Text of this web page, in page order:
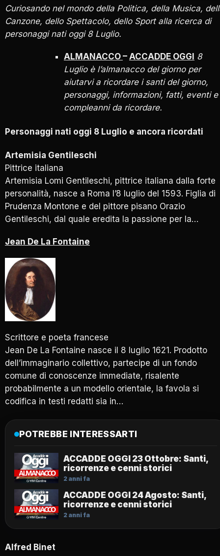
Curiosando nel mondo della Politica, della Musica,
Canzone, dello Spettacolo, dello Sport alla ricerca di
personaggi nati oggi 8 Luglio.
ALMANACCO – ACCADDE OGGI 8
Luglio è l’almanacco del giorno per
aiutarvi a ricordare i santi del giorno,
personaggi, informazioni, fatti, eventi e
compleanni da ricordare.
Personaggi nati oggi 8 Luglio e ancora ricordati
Artemisia Gentileschi
Pittrice italiana
Artemisia Lomi Gentileschi, pittrice italiana dalla forte
personalità, nasce a Roma l’8 luglio del 1593. Figlia di
Prudenza Montone e del pittore pisano Orazio
Gentileschi, dal quale eredita la passione per la…
Jean De La Fontaine
Scrittore e poeta francese
Jean De La Fontaine nasce il 8 luglio 1621. Prodotto
dell’immaginario collettivo, partecipe di un fondo
comune di conoscenze immediate, risalente
probabilmente a un modello orientale, la favola si
codifica in testi redatti sia in…
POTREBBE INTERESSARTI
ACCADDE OGGI 23 Ottobre: Santi,
ricorrenze e cenni storici
2 anni fa
ACCADDE OGGI 24 Agosto: Santi,
ricorrenze e cenni storici
2 anni fa
Alfred Binet